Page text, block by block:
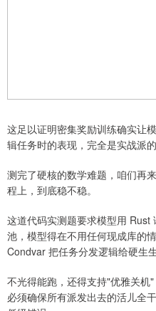
这足以证明密集奖励训练确实让
辑任务时的表现，完全是实战派的
测完了硬核的数学难题，咱们再
程上，到底稳不稳。
这道代码实测题要求模型用 Rust
池，模型得在不用任何现成库的
Condvar 把任务分发逻辑给硬生生
不光得能跑，还得支持"优雅关机
必须确保所有派发出去的活儿全